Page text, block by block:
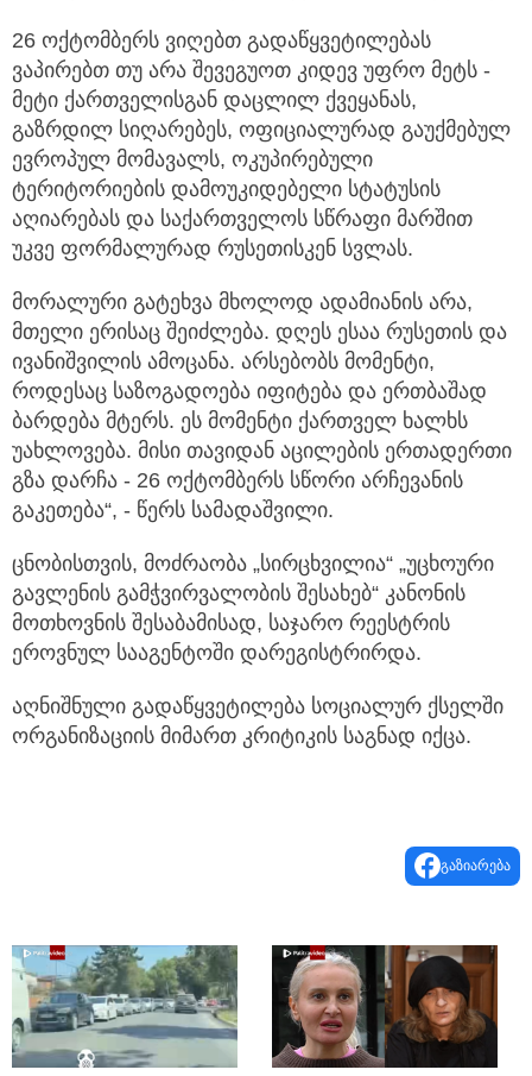
26 ოქტომბერს ვიღებთ გადაწყვეტილებას
ვაპირებთ თუ არა შევეგუოთ კიდევ უფრო მეტს -
მეტი ქართველისგან დაცლილ ქვეყანას,
გაზრდილ სიღარებეს, ოფიციალურად გაუქმებულ
ევროპულ მომავალს, ოკუპირებული
ტერიტორიების დამოუკიდებელი სტატუსის
აღიარებას და საქართველოს სწრაფი მარშით
უკვე ფორმალურად რუსეთისკენ სვლას.
მორალური გატეხვა მხოლოდ ადამიანის არა,
მთელი ერისაც შეიძლება. დღეს ესაა რუსეთის და
ივანიშვილის ამოცანა. არსებობს მომენტი,
როდესაც საზოგადოება იფიტება და ერთბაშად
ბარდება მტერს. ეს მომენტი ქართველ ხალხს
უახლოვება. მისი თავიდან აცილების ერთადერთი
გზა დარჩა - 26 ოქტომბერს სწორი არჩევანის
გაკეთება“, - წერს სამადაშვილი.
ცნობისთვის, მოძრაობა „სირცხვილია“ „უცხოური
გავლენის გამჭვირვალობის შესახებ“ კანონის
მოთხოვნის შესაბამისად, საჯარო რეესტრის
ეროვნულ სააგენტოში დარეგისტრირდა.
აღნიშნული გადაწყვეტილება სოციალურ ქსელში
ორგანიზაციის მიმართ კრიტიკის საგნად იქცა.
გაზიარება